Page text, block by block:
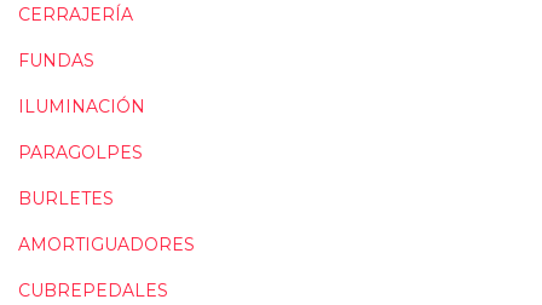
CERRAJERÍA
FUNDAS
ILUMINACIÓN
PARAGOLPES
BURLETES
AMORTIGUADORES
CUBREPEDALES